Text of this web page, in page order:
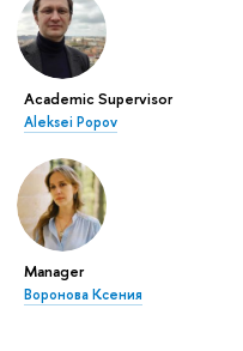
Academic Supervisor
Aleksei Popov
Manager
Воронова Ксения